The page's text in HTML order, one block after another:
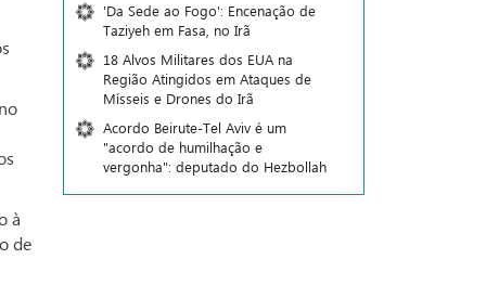
à
de
'Da Sede ao Fogo': Encenação de
Taziyeh em Fasa, no Irã
18 Alvos Militares dos EUA na
Região Atingidos em Ataques de
Mísseis e Drones do Irã
Acordo Beirute-Tel Aviv é um
"acordo de humilhação e
vergonha": deputado do Hezbollah